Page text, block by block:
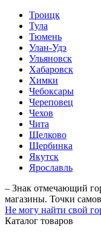
Троицк
Тула
Тюмень
Улан-Удэ
Ульяновск
Хабаровск
Химки
Чебоксары
Череповец
Чехов
Чита
Щелково
Щербинка
Якутск
Ярославль
– Знак отмечающий
магазины. Точки
Не могу найти свой
Каталог товаров